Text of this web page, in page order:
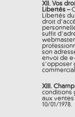
XII. Vos
Libertés –
Libertés
droit
suffit
son
envoi de
s'opposer
XIII.
conditions
aux ventes
10/01/1978.